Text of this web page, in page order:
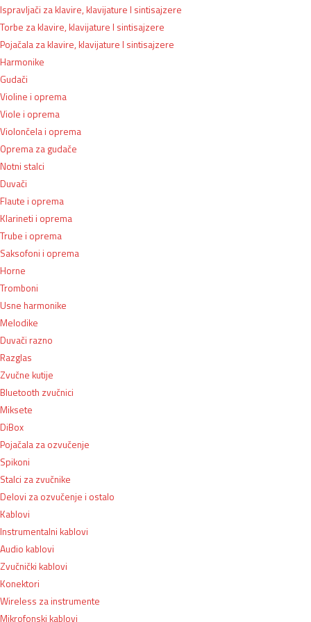
Ispravljači za klavire, klavijature I sintisajzere
Torbe za klavire, klavijature I sintisajzere
Pojačala za klavire, klavijature I sintisajzere
Harmonike
Gudači
Violine i oprema
Viole i oprema
Violončela i oprema
Oprema za gudače
Notni stalci
Duvači
Flaute i oprema
Klarineti i oprema
Trube i oprema
Saksofoni i oprema
Horne
Tromboni
Usne harmonike
Melodike
Duvači razno
Razglas
Zvučne kutije
Bluetooth zvučnici
Miksete
DiBox
Pojačala za ozvučenje
Spikoni
Stalci za zvučnike
Delovi za ozvučenje i ostalo
Kablovi
Instrumentalni kablovi
Audio kablovi
Zvučnički kablovi
Konektori
Wireless za instrumente
Mikrofonski kablovi